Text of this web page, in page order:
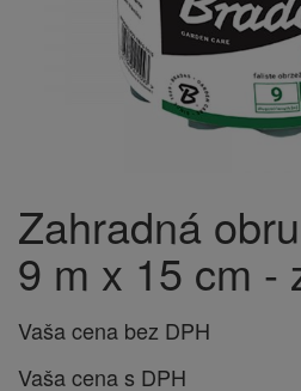
Zahradná
9 m x 15 cm -
Vaša cena bez DPH
Vaša cena s DPH